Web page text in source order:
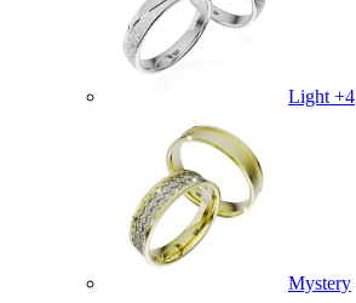
Light +4
Mystery